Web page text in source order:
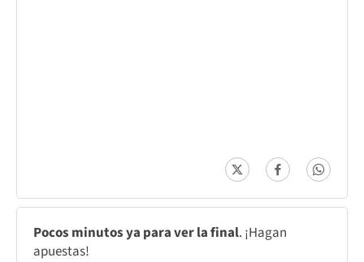
Pocos minutos ya para ver la final. ¡Hagan
apuestas!